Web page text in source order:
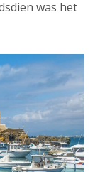
was het